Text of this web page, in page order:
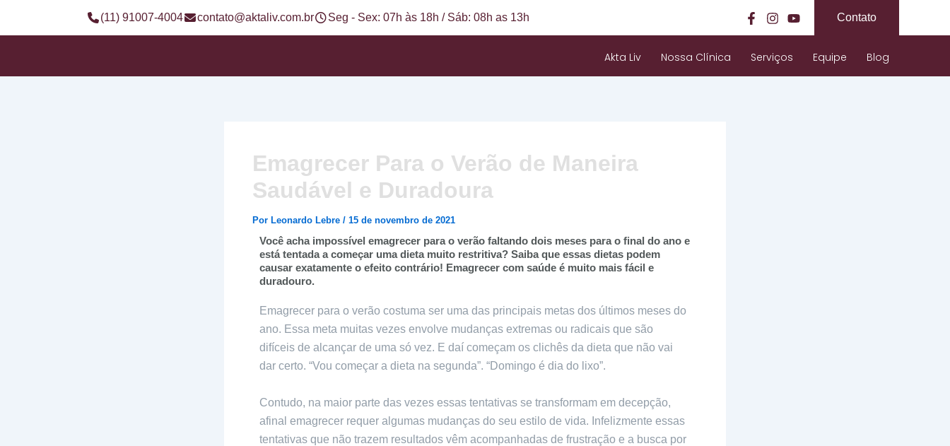
(11) 91007-4004 contato@aktaliv.com.br Seg - Sex: 07h às 18h / Sáb: 08h as 13h Contato
Akta Liv Nossa Clínica Serviços Equipe Blog
Emagrecer Para o Verão de Maneira
Saudável e Duradoura
Por Leonardo Lebre / 15 de novembro de 2021
Você acha impossível emagrecer para o verão faltando dois meses para o final do ano e
está tentada a começar uma dieta muito restritiva? Saiba que essas dietas podem
causar exatamente o efeito contrário! Emagrecer com saúde é muito mais fácil e
duradouro.
Emagrecer para o verão costuma ser uma das principais metas dos últimos meses do
ano. Essa meta muitas vezes envolve mudanças extremas ou radicais que são
difíceis de alcançar de uma só vez. E daí começam os clichês da dieta que não vai
dar certo. “Vou começar a dieta na segunda”. “Domingo é dia do lixo”.
Contudo, na maior parte das vezes essas tentativas se transformam em decepção,
afinal emagrecer requer algumas mudanças do seu estilo de vida. Infelizmente essas
tentativas que não trazem resultados vêm acompanhadas de frustração e a busca por